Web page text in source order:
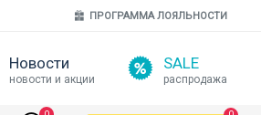
ПРОГРАММА ЛОЯЛЬНОСТИ
Новости
новости и акции
SALE
распродажа